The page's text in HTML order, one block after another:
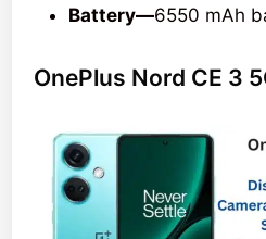
Battery—6550 mAh
OnePlus Nord CE 3